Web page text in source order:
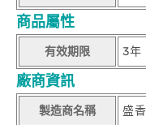
商品屬性
有效期限 3年
廠商資訊
製造商名稱 盛